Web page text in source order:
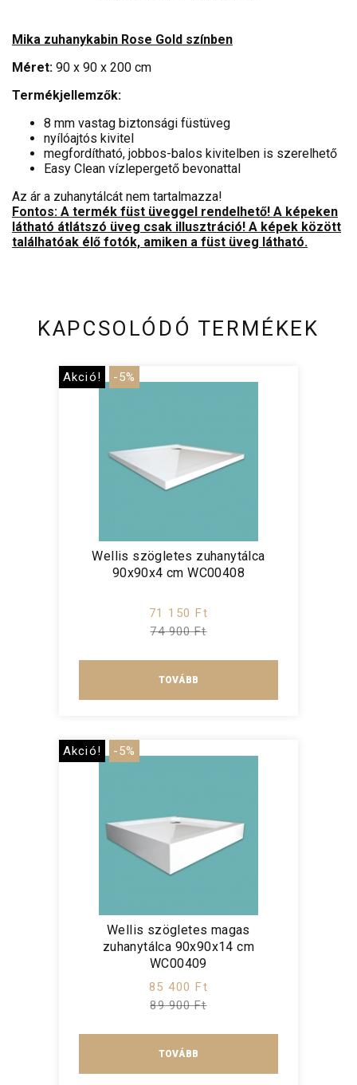
Mika zuhanykabin Rose Gold színben
Méret: 90 x 90 x 200 cm
Termékjellemzők:
8 mm vastag biztonsági füstüveg
nyílóajtós kivitel
megfordítható, jobbos-balos kivitelben is szerelhető
Easy Clean vízlepergető bevonattal
Az ár a zuhanytálcát nem tartalmazza!
Fontos: A termék füst üveggel rendelhető! A képeken
látható átlátszó üveg csak illusztráció! A képek között
találhatóak élő fotók, amiken a füst üveg látható.
KAPCSOLÓDÓ TERMÉKEK
Akció! -5%
Wellis szögletes zuhanytálca
90x90x4 cm WC00408
71 150 Ft
74 900 Ft
TOVÁBB
Akció! -5%
Wellis szögletes magas
zuhanytálca 90x90x14 cm
WC00409
85 400 Ft
89 900 Ft
TOVÁBB